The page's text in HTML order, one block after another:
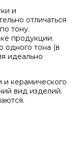
и
отличаться
тону.
продукции.
одного тона (в
идеально
керамического
вид изделий.